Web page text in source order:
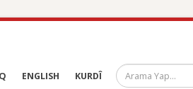
ENGLISH KURDÎ